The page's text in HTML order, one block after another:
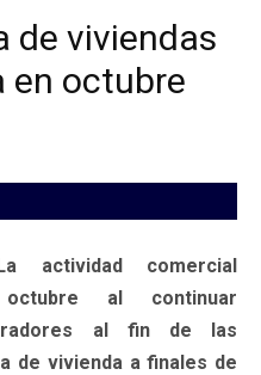
de viviendas
en octubre
actividad comercial
al continuar
al fin de las
de vivienda a finales de